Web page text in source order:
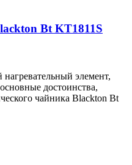
Bt KT1811S
элемент,
достоинства,
чайника Blackton Bt